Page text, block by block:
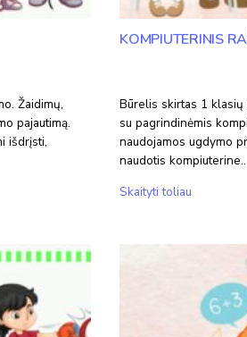
Žaidimų,
pajautimą.
išdrįsti,
KOMPIUTERINIS
Būrelis skirtas 1 klasių
su pagrindinėmis
naudojamos ugdymo
naudotis kompiuterine…
Skaityti toliau